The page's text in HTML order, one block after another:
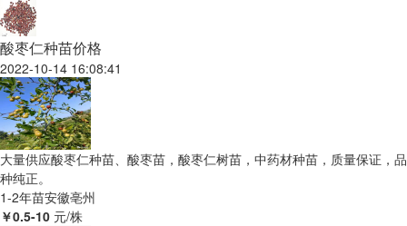
酸枣仁种苗价格
2022-10-14 16:08:41
大量供应酸枣仁种苗、酸枣苗，酸枣仁树苗，中药材种苗，质量保证，品
种纯正。
1-2年苗安徽亳州
￥0.5-10 元/株